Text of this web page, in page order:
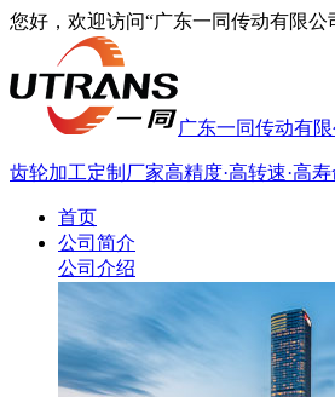
您好，欢迎访问“广东一同传动有限
广东一同传动有限
齿轮加工定制厂家高精度·高转速·高寿
首页
公司简介
公司介绍